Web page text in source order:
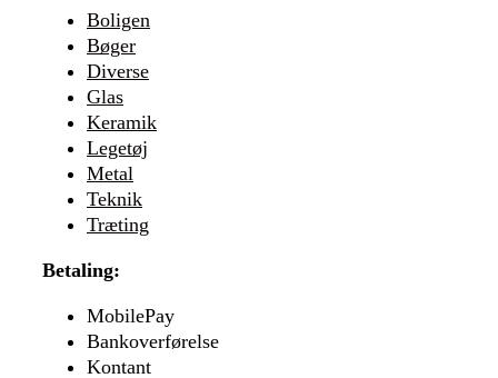
Boligen
Bøger
Diverse
Glas
Keramik
Legetøj
Metal
Teknik
Træting
Betaling:
MobilePay
Bankoverførelse
Kontant